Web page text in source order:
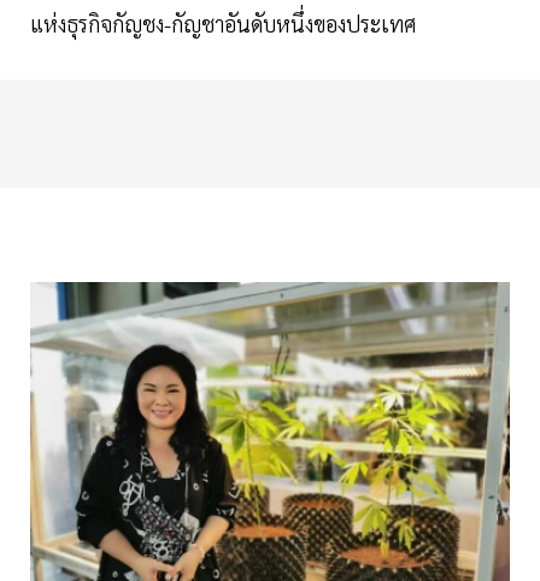
แห่งธุรกิจกัญชง-กัญชาอันดับหนึ่งของประเทศ